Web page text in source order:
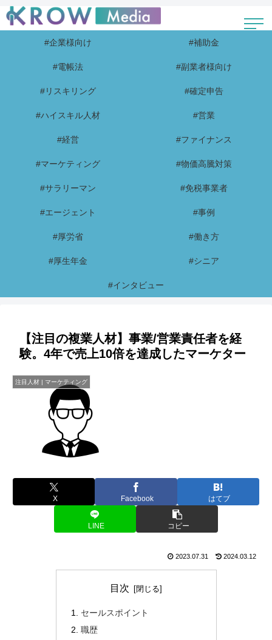
#企業様向け #補助金
#電帳法 #副業者様向け
#リスキリング #確定申告
#ハイスキル人材 #営業
#経営 #ファイナンス
#マーケティング #物価高騰対策
#サラリーマン #免税事業者
#エージェント #事例
#厚労省 #働き方
#厚生年金 #シニア
#インタビュー
【注目の複業人材】事業/営業責任者を経
験。4年で売上10倍を達成したマーケター
注目人材 | マーケティング
X Facebook はてブ
LINE コピー
2023.07.31 2024.03.12
目次
セールスポイント
職歴